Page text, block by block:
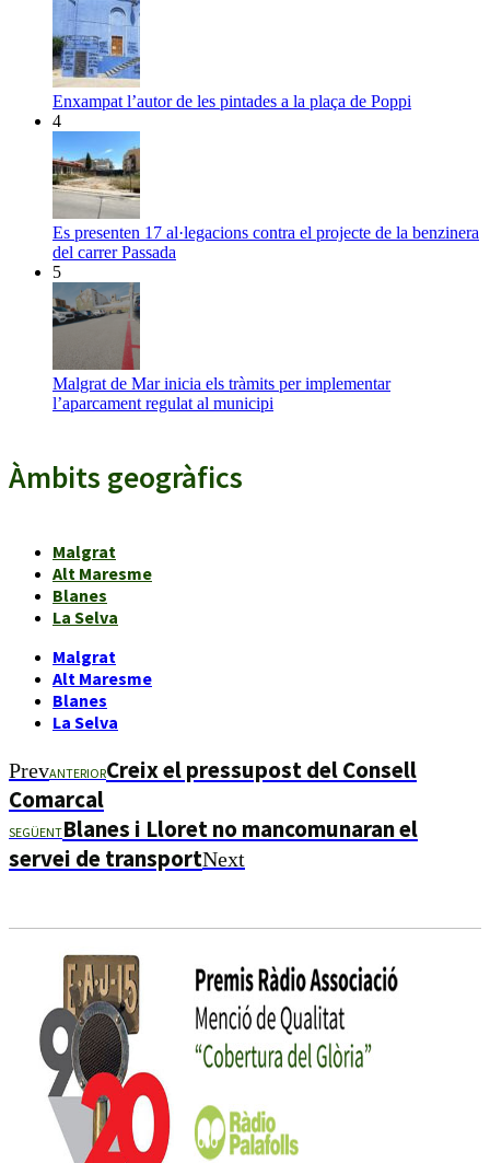
Enxampat l’autor de les pintades a la plaça de Poppi
4
Es presenten 17 al·legacions contra el projecte de la benzinera
del carrer Passada
5
Malgrat de Mar inicia els tràmits per implementar
l’aparcament regulat al municipi
Àmbits geogràfics
Malgrat
Alt Maresme
Blanes
La Selva
Malgrat
Alt Maresme
Blanes
La Selva
PrevANTERIORCreix el pressupost del Consell
Comarcal
SEGÜENTBlanes i Lloret no mancomunaran el
servei de transportNext